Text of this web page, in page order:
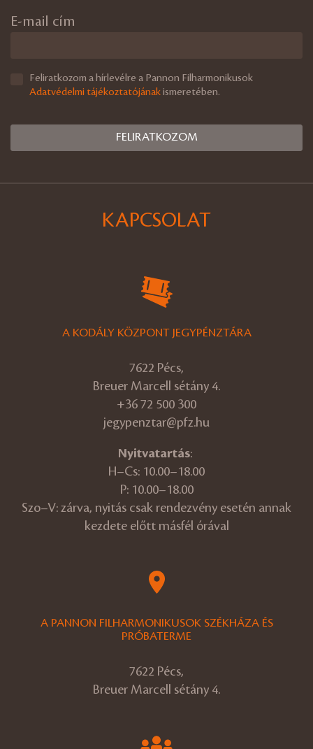
E-mail cím
Feliratkozom a hírlevélre a Pannon Filharmonikusok
Adatvédelmi tájékoztatójánakismeretében.
KAPCSOLAT
A KODÁLY KÖZPONT JEGYPÉNZTÁRA
7622 Pécs,
Breuer Marcell sétány 4.
+36 72 500 300
jegypenztar@pfz.hu
Nyitvatartás:
H–Cs: 10.00–18.00
P: 10.00–18.00
Szo–V: zárva, nyitás csak rendezvény esetén annak
kezdete előtt másfél órával
A PANNON FILHARMONIKUSOK SZÉKHÁZA ÉS
PRÓBATERME
7622 Pécs,
Breuer Marcell sétány 4.